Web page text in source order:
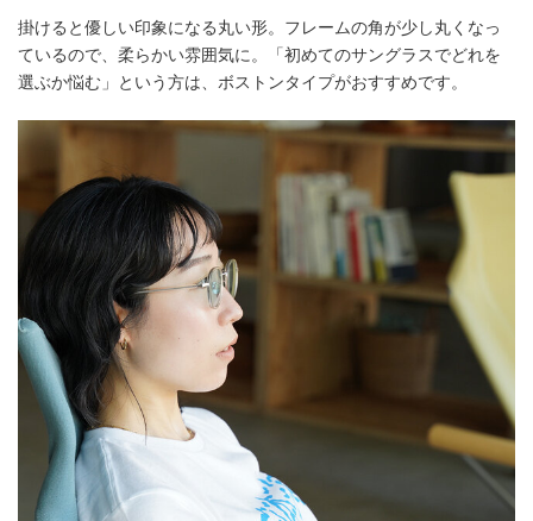
掛けると優しい印象になる丸い形。フレームの角が少し丸くなっ
ているので、柔らかい雰囲気に。「初めてのサングラスでどれを
選ぶか悩む」という方は、ボストンタイプがおすすめです。